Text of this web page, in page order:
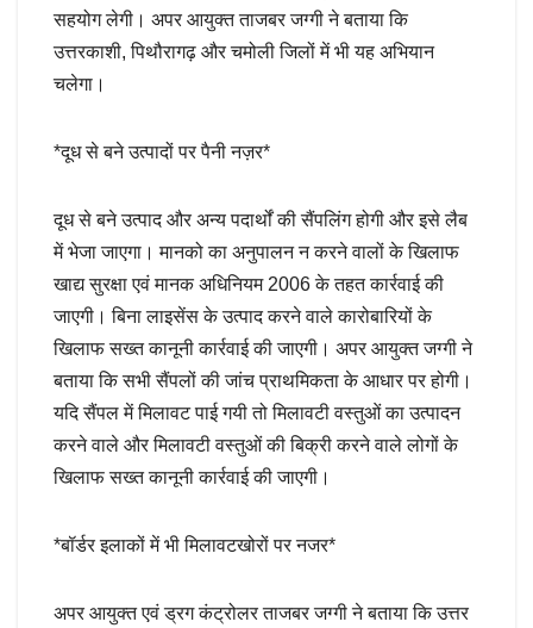
सहयोग लेगी। अपर आयुक्त ताजबर जग्गी ने बताया कि
उत्तरकाशी, पिथौरागढ़ और चमोली जिलों में भी यह अभियान
चलेगा।
*दूध से बने उत्पादों पर पैनी नज़र*
दूध से बने उत्पाद और अन्य पदार्थों की सैंपलिंग होगी और इसे लैब
में भेजा जाएगा। मानको का अनुपालन न करने वालों के खिलाफ
खाद्य सुरक्षा एवं मानक अधिनियम 2006 के तहत कार्रवाई की
जाएगी। बिना लाइसेंस के उत्पाद करने वाले कारोबारियों के
खिलाफ सख्त कानूनी कार्रवाई की जाएगी। अपर आयुक्त जग्गी ने
बताया कि सभी सैंपलों की जांच प्राथमिकता के आधार पर होगी।
यदि सैंपल में मिलावट पाई गयी तो मिलावटी वस्तुओं का उत्पादन
करने वाले और मिलावटी वस्तुओं की बिक्री करने वाले लोगों के
खिलाफ सख्त कानूनी कार्रवाई की जाएगी।
*बॉर्डर इलाकों में भी मिलावटखोरों पर नजर*
अपर आयुक्त एवं ड्रग कंट्रोलर ताजबर जग्गी ने बताया कि उत्तर